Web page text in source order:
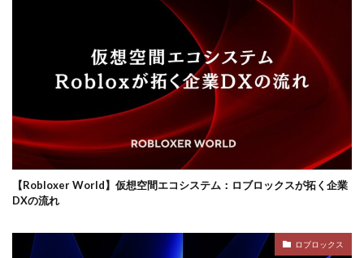
【Robloxer World】仮想空間エコシステム：ロブロックスが拓く企業
DXの流れ
ロブロックス